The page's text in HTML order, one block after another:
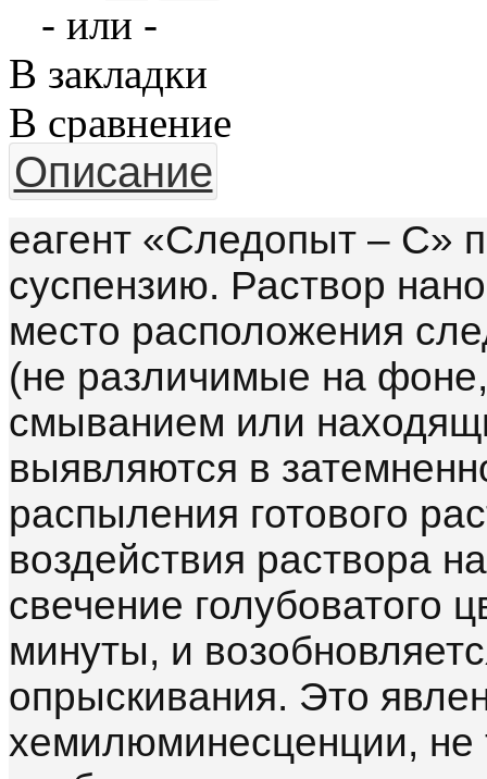
- или -
В закладки
В сравнение
Описание
еагент «Следопыт – С»
суспензию. Раствор
место расположения
(не различимые на
смыванием или
выявляются в
распыления готового
воздействия раствора
свечение голубоватого
минуты, и
опрыскивания. Это
хемилюминесценции, не